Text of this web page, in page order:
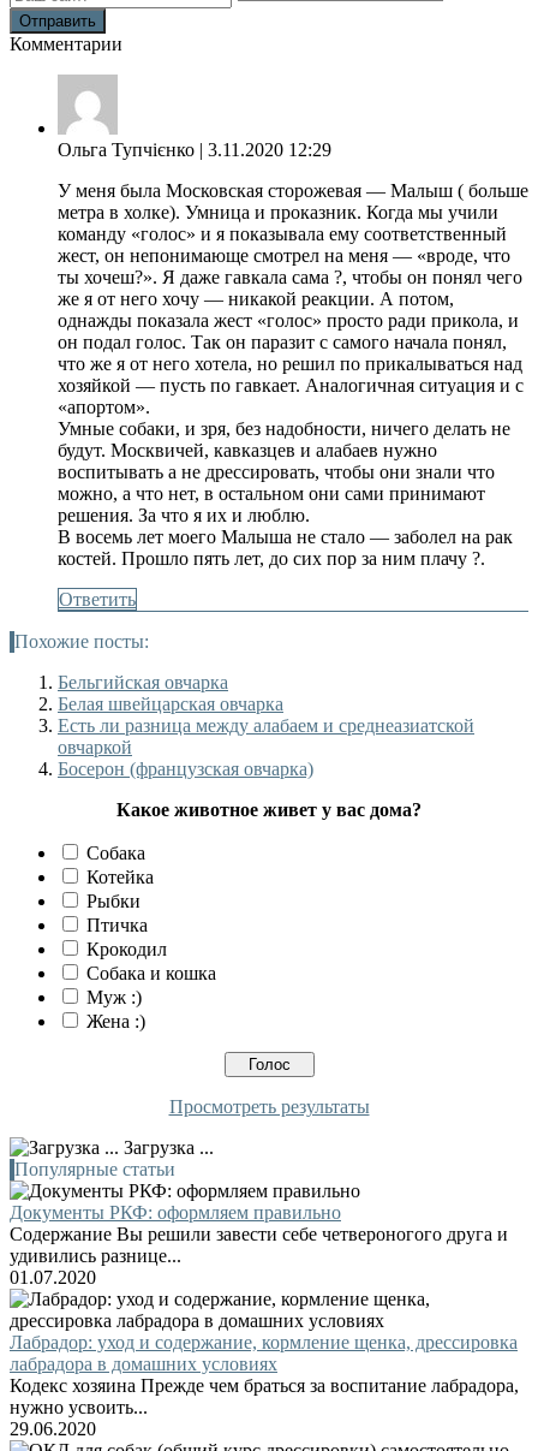
Комментарии
Ольга Тупчієнко | 3.11.2020 12:29
У меня была Московская сторожевая — Малыш ( больше
метра в холке). Умница и проказник. Когда мы учили
команду «голос» и я показывала ему соответственный
жест, он непонимающе смотрел на меня — «вроде, что
ты хочеш?». Я даже гавкала сама ?, чтобы он понял чего
же я от него хочу — никакой реакции. А потом,
однажды показала жест «голос» просто ради прикола, и
он подал голос. Так он паразит с самого начала понял,
что же я от него хотела, но решил по прикалываться над
хозяйкой — пусть по гавкает. Аналогичная ситуация и с
«апортом».
Умные собаки, и зря, без надобности, ничего делать не
будут. Москвичей, кавказцев и алабаев нужно
воспитывать а не дрессировать, чтобы они знали что
можно, а что нет, в остальном они сами принимают
решения. За что я их и люблю.
В восемь лет моего Малыша не стало — заболел на рак
костей. Прошло пять лет, до сих пор за ним плачу ?.
Ответить
Похожие посты:
Бельгийская овчарка
Белая швейцарская овчарка
Есть ли разница между алабаем и среднеазиатской
овчаркой
Босерон (французская овчарка)
Какое животное живет у вас дома?
Собака
Котейка
Рыбки
Птичка
Крокодил
Собака и кошка
Муж :)
Жена :)
Просмотреть результаты
Загрузка ...
Популярные статьи
Документы РКФ: оформляем правильно
Содержание Вы решили завести себе четвероногого друга и
удивились разнице...
01.07.2020
Лабрадор: уход и содержание, кормление щенка, дрессировка
лабрадора в домашних условиях
Кодекс хозяина Прежде чем браться за воспитание лабрадора,
нужно усвоить...
29.06.2020